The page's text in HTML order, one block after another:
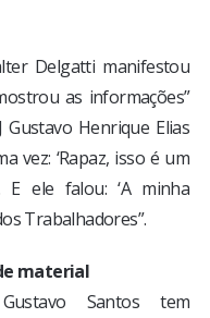
Delgatti manifestou
as informações”
Gustavo Henrique Elias
vez: ‘Rapaz, isso é um
E ele falou: ‘A minha
Trabalhadores”.
material
Santos tem